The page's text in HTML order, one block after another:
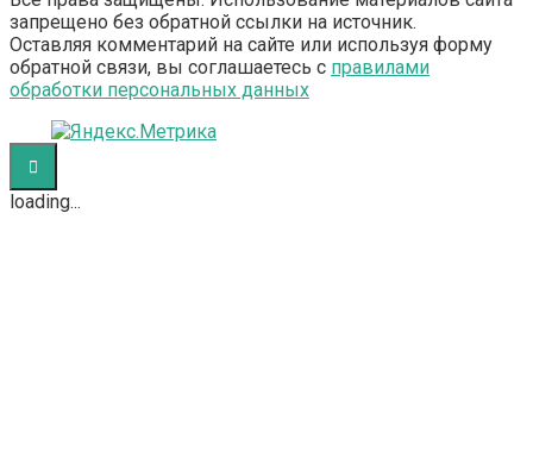
запрещено без обратной ссылки на источник.
Оставляя комментарий на сайте или используя форму
обратной связи, вы соглашаетесь с правилами
обработки персональных данных
loading...